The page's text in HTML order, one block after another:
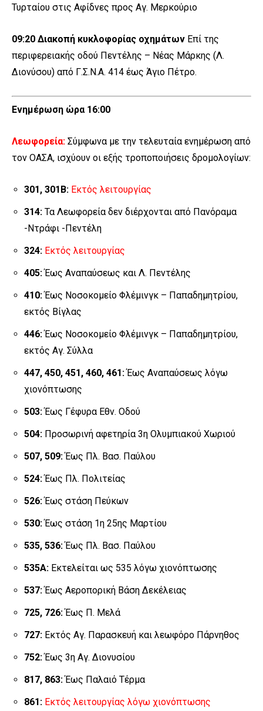
Τυρταίου στις Αφίδνες προς Αγ. Μερκούριο
09:20 Διακοπή κυκλοφορίας οχημάτων Επί της
περιφερειακής οδού Πεντέλης – Νέας Μάρκης (Λ.
Διονύσου) από Γ.Σ.Ν.Α. 414 έως Άγιο Πέτρο.
Ενημέρωση ώρα 16:00
Λεωφορεία: Σύμφωνα με την τελευταία ενημέρωση από
τον ΟΑΣΑ, ισχύουν οι εξής τροποποιήσεις δρομολογίων:
301, 301Β: Εκτός λειτουργίας
314: Τα Λεωφορεία δεν διέρχονται από Πανόραμα
-Ντράφι -Πεντέλη
324: Εκτός λειτουργίας
405:Έως Αναπαύσεως και Λ. Πεντέλης
410:Έως Νοσοκομείο Φλέμινγκ – Παπαδημητρίου,
εκτός Βίγλας
446:Έως Νοσοκομείο Φλέμινγκ – Παπαδημητρίου,
εκτός Αγ. Σύλλα
447, 450, 451, 460, 461:Έως Αναπαύσεως λόγω
χιονόπτωσης
503:Έως Γέφυρα Εθν. Οδού
504: Προσωρινή αφετηρία 3η Ολυμπιακού Χωριού
507, 509:Έως Πλ. Βασ. Παύλου
524:Έως Πλ. Πολιτείας
526:Έως στάση Πεύκων
530:Έως στάση 1η 25ης Μαρτίου
535, 536:Έως Πλ. Βασ. Παύλου
535Α: Εκτελείται ως 535 λόγω χιονόπτωσης
537:Έως Αεροπορική Βάση Δεκέλειας
725, 726:Έως Π. Μελά
727: Εκτός Αγ. Παρασκευή και λεωφόρο Πάρνηθος
752:Έως 3η Αγ. Διονυσίου
817, 863:Έως Παλαιό Τέρμα
861: Εκτός λειτουργίας λόγω χιονόπτωσης